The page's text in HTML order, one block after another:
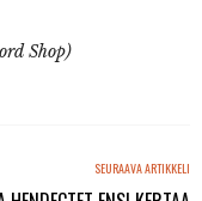
Shop)
SEURAAVA ARTIKKELI